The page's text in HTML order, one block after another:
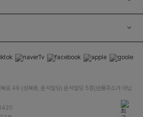
로 49 (성북동, 운석빌딩) 운석빌딩 5층(반품주소가 아닙